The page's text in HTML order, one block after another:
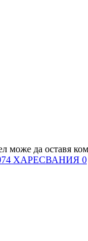
може да оставя
ХАРЕСВАНИЯ 0